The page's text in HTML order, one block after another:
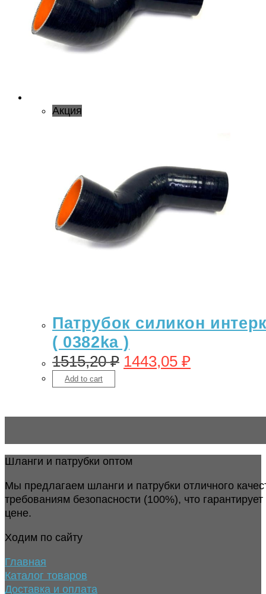
Акция
Патрубок силикон
( 0382ka )
1515,20₽ 1443,05 ₽
Add to cart
Шланги и патрубки оптом
Мы предлагаем шланги и патрубки отличного
требованиям безопасности (100%), что
цене.
Ходим по сайту
Главная
Каталог товаров
Доставка и оплата